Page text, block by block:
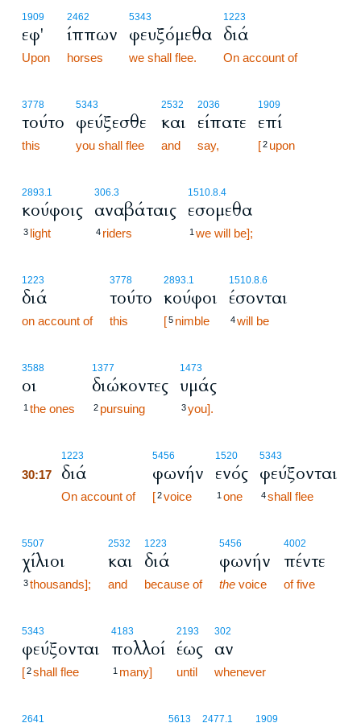
1909
εφ'
Upon
2462
ίππων
horses
5343
φευξόμεθα
we shall flee.
1223
διά
On account of
3778
τούτο
this
5343
φεύξεσθε
you shall flee
2532
και
and
2036
είπατε
say,
1909
επί
[2 upon
2893.1
κούφοις
3 light
306.3
αναβάταις
4 riders
1510.8.4
εσομεθα
1 we will be];
1223
διά
on account of
3778
τούτο
this
2893.1
κούφοι
[5 nimble
1510.8.6
έσονται
4will be
3588
οι
1 the ones
1377
διώκοντες
2 pursuing
1473
υμάς
3you].
1223
30:17 διά
On account of
5456
φωνήν
[2voice
1520
ενός
1 one
5343
φεύξονται
4shall flee
5507
χίλιοι
3thousands];
2532
και
and
1223
διά
because of
5456
φωνήν
the voice
4002
πέντε
of five
5343
φεύξονται
[2shall flee
4183
πολλοί
1 many]
2193
έως
until
302
αν
whenever
2641 5613 2477.1 1909